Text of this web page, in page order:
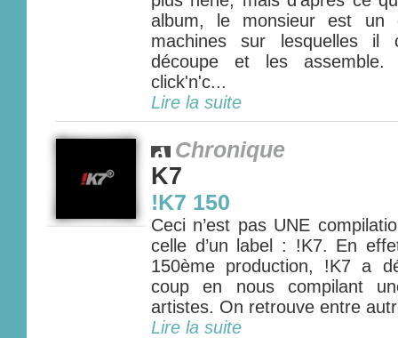
album, le monsieur est un
machines sur lesquelles
découpe et les
click'n'c...
Lire la suite
Chronique
K7
!K7 150
Ceci n’est pas UNE
celle d’un label : !K7. En
150ème production, !K7 a
coup en nous compilant
artistes. On retrouve entre
Lire la suite